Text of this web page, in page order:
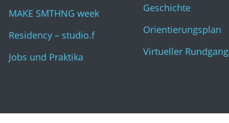
MAKE SMTHNG week
Residency – studio.f
Jobs und Praktika
Geschichte
Orientierungsplan
Virtueller Rundgang